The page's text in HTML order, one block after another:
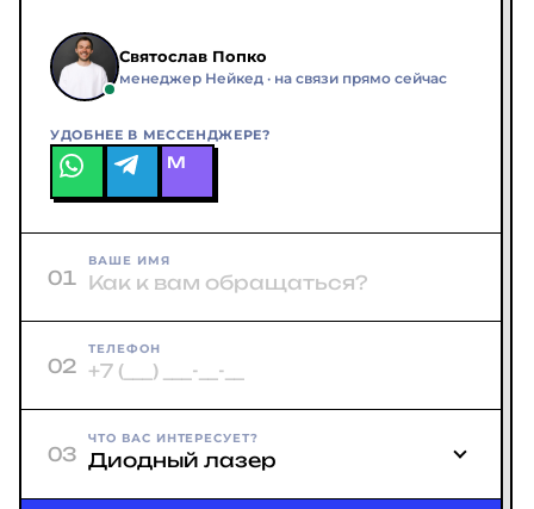
Святослав Попко
менеджер Нейкед · на связи прямо сейчас
УДОБНЕЕ В МЕССЕНДЖЕРЕ?
M
01
ВАШЕ ИМЯ
02
ТЕЛЕФОН
03
ЧТО ВАС ИНТЕРЕСУЕТ?